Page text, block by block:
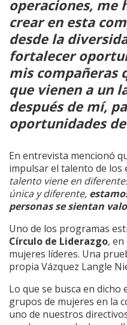
operaciones, me
crear en esta
desde la
fortalecer
mis compañeras
que vienen a un
después de mí,
oportunidades
En entrevista mencionó
impulsar el talento de los
talento viene en
única y diferente,
personas se sientan
Uno de los programas
Círculo de Liderazgo, en
mujeres líderes. Una
propia Vázquez Langle
Lo que se busca en dicho
grupos de mujeres en la
uno de nuestros